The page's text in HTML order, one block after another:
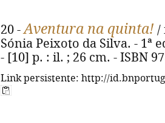
20 -Aventura na quinta! /
Sónia Peixoto da Silva. - 1ª
- [10] p. : il. ; 26 cm. - ISBN
Link persistente: http://